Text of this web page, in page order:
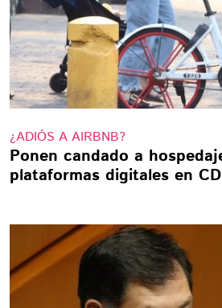
¿ADIÓS A AIRBNB?
Ponen candado a
plataformas digitales en